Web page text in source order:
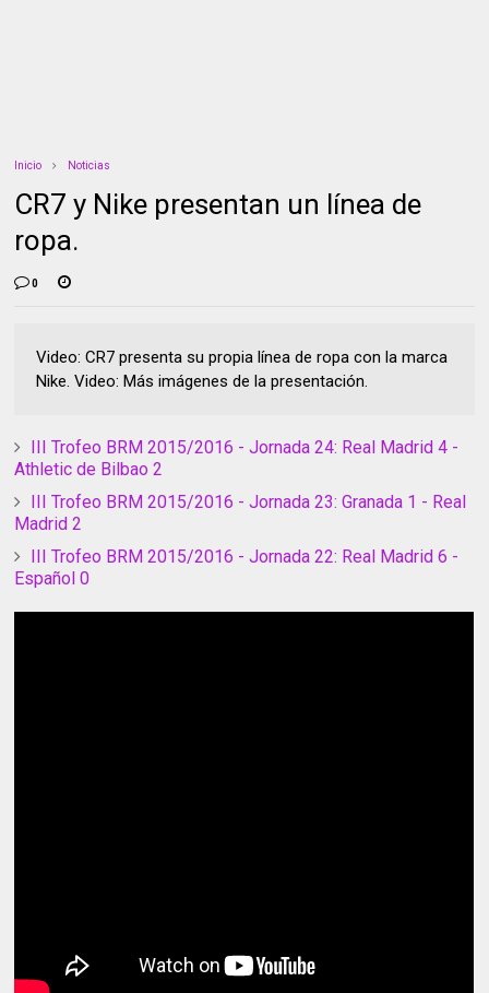
Inicio Noticias
CR7 y Nike presentan un línea de
ropa.
0
Video: CR7 presenta su propia línea de ropa con la marca
Nike. Video: Más imágenes de la presentación.
III Trofeo BRM 2015/2016 - Jornada 24: Real Madrid 4 -
Athletic de Bilbao 2
III Trofeo BRM 2015/2016 - Jornada 23: Granada 1 - Real
Madrid 2
III Trofeo BRM 2015/2016 - Jornada 22: Real Madrid 6 -
Español 0